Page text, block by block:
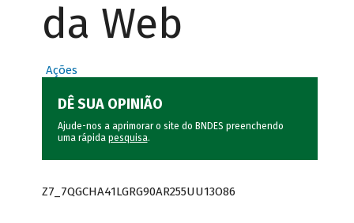
da Web
Ações
DÊ SUA OPINIÃO
Ajude-nos a aprimorar o site do BNDES preenchendo
uma rápida pesquisa.
Z7_7QGCHA41LGRG90AR255UU13O86